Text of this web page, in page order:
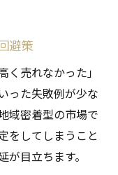
言動とマナー
係を保つ方法
方法
ブーの実態
を回避する方
避策
売れなかった」
った失敗例が少な
域密着型の市場で
をしてしまうこと
目立ちます。